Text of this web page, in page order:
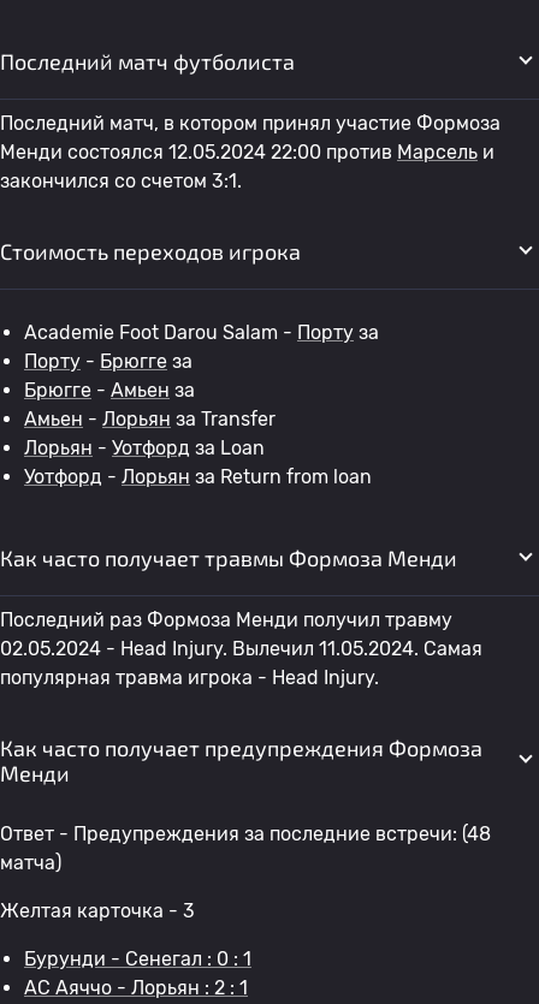
Последний матч футболиста
Последний матч, в котором принял участие Формоза
Менди состоялся 12.05.2024 22:00 против Марсель и
закончился со счетом 3:1.
Стоимость переходов игрока
Academie Foot Darou Salam - Порту за
Порту - Брюгге за
Брюгге - Амьен за
Амьен - Лорьян за Transfer
Лорьян - Уотфорд за Loan
Уотфорд - Лорьян за Return from loan
Как часто получает травмы Формоза Менди
Последний раз Формоза Менди получил травму
02.05.2024 - Head Injury. Вылечил 11.05.2024. Самая
популярная травма игрока - Head Injury.
Как часто получает предупреждения Формоза
Менди
Ответ - Предупреждения за последние встречи: (48
матча)
Желтая карточка - 3
Бурунди - Сенегал : 0 : 1
AC Аяччо - Лорьян : 2 : 1